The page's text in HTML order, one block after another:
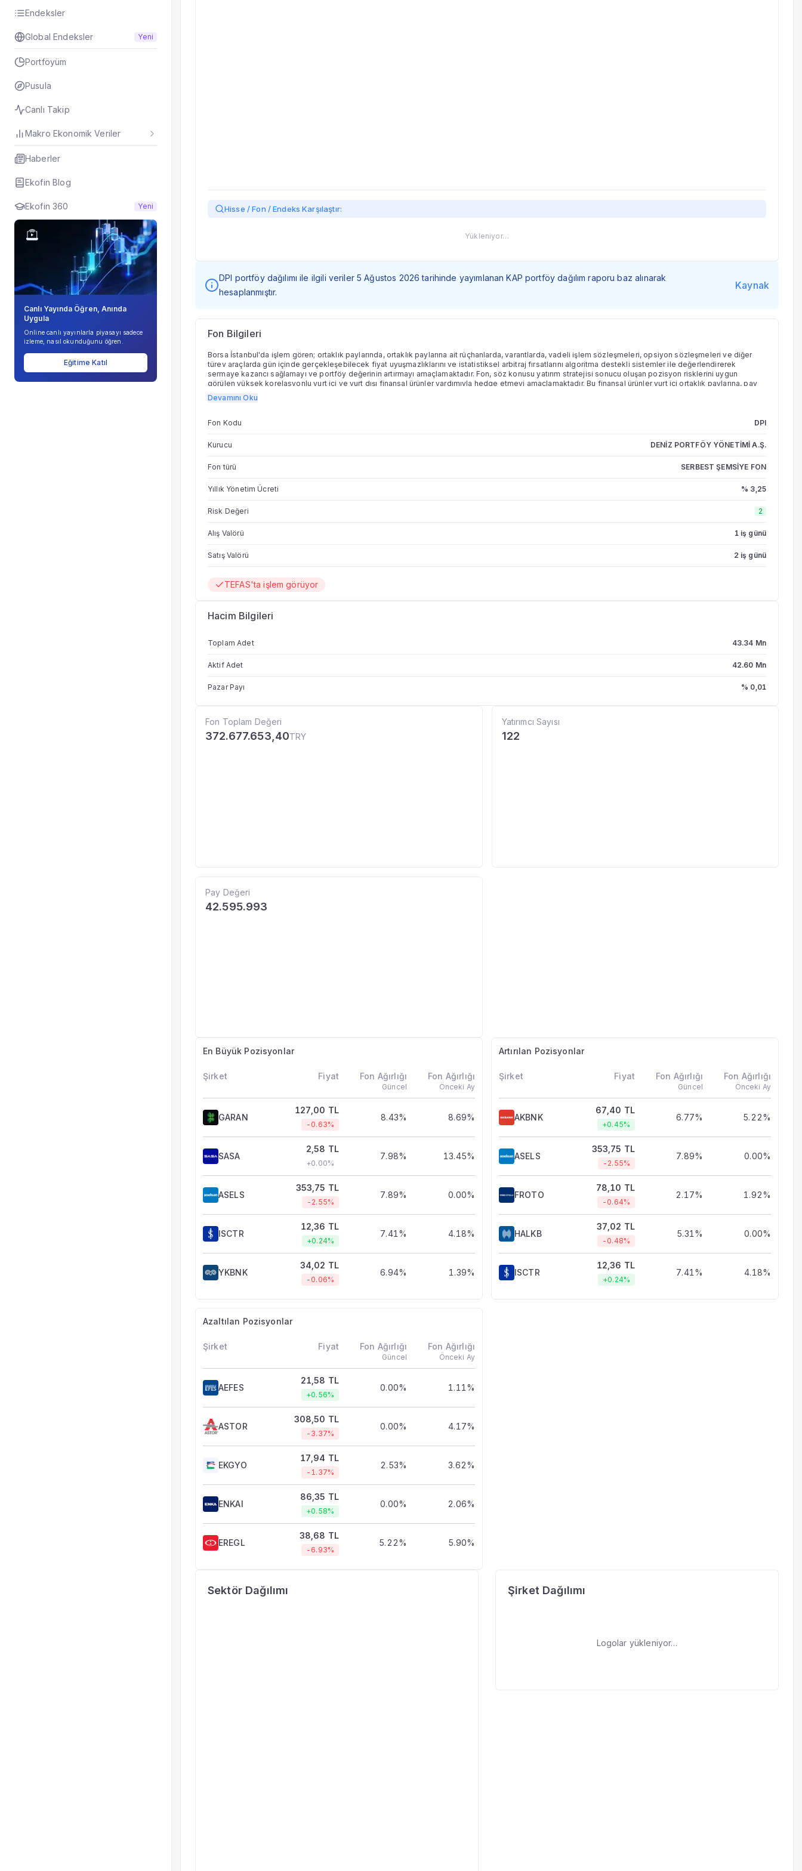
Endeksler
Global Endeksler Yeni
Portföyüm
Pusula
Canlı Takip
Makro Ekonomik Veriler
Haberler
Ekofin Blog
Ekofin 360 Yeni
Canlı Yayında Öğren, Anında
Uygula
Online canlı yayınlarla piyasayı sadece
izleme, nasıl okunduğunu öğren.
Eğitime Katıl
Hisse / Fon / Endeks Karşılaştır:
Yükleniyor…
DPI portföy dağılımı ile ilgili veriler 5 Ağustos 2026 tarihinde yayımlanan KAP portföy dağılım raporu baz alınarak
hesaplanmıştır.
Kaynak
Fon Bilgileri
Borsa İstanbul'da işlem gören; ortaklık paylarında, ortaklık paylarına ait rüçhanlarda, varantlarda, vadeli işlem sözleşmeleri, opsiyon sözleşmeleri ve diğer
türev araçlarda gün içinde gerçekleşebilecek fiyat uyuşmazlıklarını ve istatistiksel arbitraj fırsatlarını algoritma destekli sistemler ile değerlendirerek
sermaye kazancı sağlamayı ve portföy değerinin artırmayı amaçlamaktadır. Fon, söz konusu yatırım stratejisi sonucu oluşan pozisyon risklerini uygun
görülen yüksek korelasyonlu yurt içi ve yurt dışı finansal ürünler yardımıyla hedge etmeyi amaçlamaktadır. Bu finansal ürünler yurt içi ortaklık paylarına, pay
endekslerine ve dövize dayalı spot işlemler olabileceği gibi bu varlıklara dayalı forward, swap ve opsiyon gibi türev sözleşmeler de olabilir. Fon tarafından,
yukarıda belirtilmeyen yerli ve/veya yabancı para ve sermaye piyasası araçlarına ve bu araçlara dayalı türev işlem ve sözleşmelere de borsada veya borsa
Devamını Oku
Fon Kodu DPI
Kurucu DENİZ PORTFÖY YÖNETİMİ A.Ş.
Fon türü SERBEST ŞEMSİYE FON
Yıllık Yönetim Ücreti % 3,25
Risk Değeri 2
Alış Valörü 1 iş günü
Satış Valörü 2 iş günü
TEFAS'ta işlem görüyor
Hacim Bilgileri
Toplam Adet 43.34 Mn
Aktif Adet 42.60 Mn
Pazar Payı % 0,01
Fon Toplam Değeri
372.677.653,40TRY
Yatırımcı Sayısı
122
Pay Değeri
42.595.993
En Büyük Pozisyonlar
Şirket Fiyat Fon Ağırlığı
Güncel
Fon Ağırlığı
Önceki Ay
GARAN
127,00 TL
-0.63%
8.43% 8.69%
SASA
2,58 TL
+0.00%
7.98% 13.45%
ASELS
353,75 TL
-2.55%
7.89% 0.00%
ISCTR
12,36 TL
+0.24%
7.41% 4.18%
YKBNK
34,02 TL
-0.06%
6.94% 1.39%
Artırılan Pozisyonlar
Şirket Fiyat Fon Ağırlığı
Güncel
Fon Ağırlığı
Önceki Ay
AKBNK
67,40 TL
+0.45%
6.77% 5.22%
ASELS
353,75 TL
-2.55%
7.89% 0.00%
FROTO
78,10 TL
-0.64%
2.17% 1.92%
HALKB
37,02 TL
-0.48%
5.31% 0.00%
ISCTR
12,36 TL
+0.24%
7.41% 4.18%
Azaltılan Pozisyonlar
Şirket Fiyat Fon Ağırlığı
Güncel
Fon Ağırlığı
Önceki Ay
AEFES
21,58 TL
+0.56%
0.00% 1.11%
ASTOR
308,50 TL
-3.37%
0.00% 4.17%
EKGYO
17,94 TL
-1.37%
2.53% 3.62%
ENKAI
86,35 TL
+0.58%
0.00% 2.06%
EREGL
38,68 TL
-6.93%
5.22% 5.90%
Sektör Dağılımı Şirket Dağılımı
Logolar yükleniyor…